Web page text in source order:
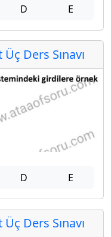
D E
Ders Sınavı
D E
Ders Sınavı